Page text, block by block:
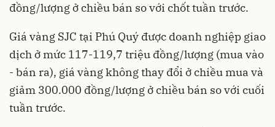
đồng/lượng ở chiều bán so với chốt tuần trước.
Giá vàng SJC tại Phú Quý được doanh nghiệp giao
dịch ở mức 117-119,7 triệu đồng/lượng (mua vào
- bán ra), giá vàng không thay đổi ở chiều mua và
giảm 300.000 đồng/lượng ở chiều bán so với cuối
tuần trước.